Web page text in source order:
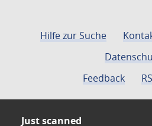
Hilfe zur Suche
Feedback
Just scanned